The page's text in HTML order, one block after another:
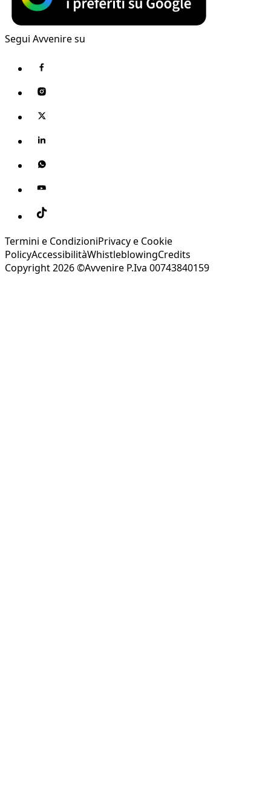
Segui Avvenire su
Termini e CondizioniPrivacy e Cookie
PolicyAccessibilitàWhistleblowingCredits
Copyright 2026 ©Avvenire P.Iva 00743840159